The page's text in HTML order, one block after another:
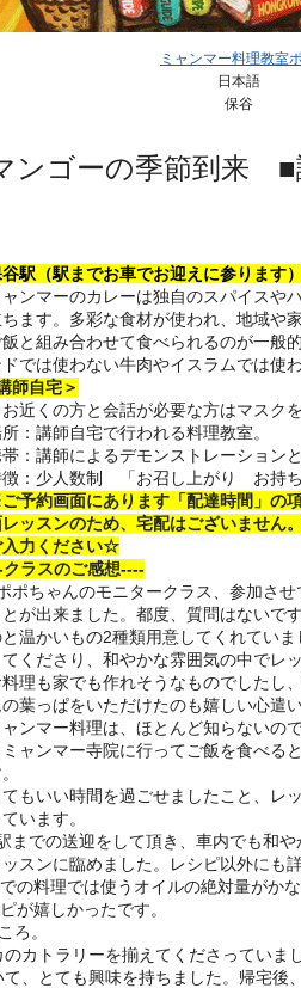
ミャンマー料理教室
日本語
保谷
ンゴーの季節到来
駅（駅までお車でお迎えに参ります
ャンマーのカレーは独自のスパイスや
ちます。多彩な食材が使われ、地域や
飯と組み合わせて食べられるのが一般
ドでは使わない牛肉やイスラムでは使
師自宅＞
お近くの方と会話が必要な方はマスク
：講師自宅で行われる料理教室。
：講師によるデモンストレーション
：少人数制 「お召し上がり お持ち
予約画面にあります「配達時間」の
ッスンのため、宅配はございません
入力ください☆
ラスのご感想----
ポちゃんのモニタークラス、参加さ
とが出来ました。都度、質問はないで
温かいもの2種類用意してくれてい
てくださり、和やかな雰囲気の中でレ
料理も家でも作れそうなものでしたし
の葉っぱをいただけたのも嬉しい心遣い
ャンマー料理は、ほとんど知らないの
ミャンマー寺院に行ってご飯を食べる
てもいい時間を過ごせましたこと、レ
ています。
までの送迎をして頂き、車内でも和
ッスンに臨めました。レシピ以外にも
料理では使うオイルの絶対量がか
が嬉しかったです。
ろ。
カトラリーを揃えてくださっていまし
、とても興味を持ちました。帰宅後